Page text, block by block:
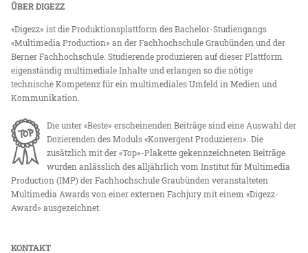
ÜBER DIGEZZ
«Digezz» ist die Produktionsplattform des Bachelor-Studiengangs
«Multimedia Production» an der Fachhochschule Graubünden und der
Berner Fachhochschule. Studierende produzieren auf dieser Plattform
eigenständig multimediale Inhalte und erlangen so die nötige
technische Kompetenz für ein multimediales Umfeld in Medien und
Kommunikation.
Die unter «Beste» erscheinenden Beiträge sind eine Auswahl der
Dozierenden des Moduls «Konvergent Produzieren». Die
zusätzlich mit der «Top»-Plakette gekennzeichneten Beiträge
wurden anlässlich des alljährlich vom Institut für Multimedia
Production (IMP) der Fachhochschule Graubünden veranstalteten
Multimedia Awards von einer externen Fachjury mit einem «Digezz-
Award» ausgezeichnet.
KONTAKT